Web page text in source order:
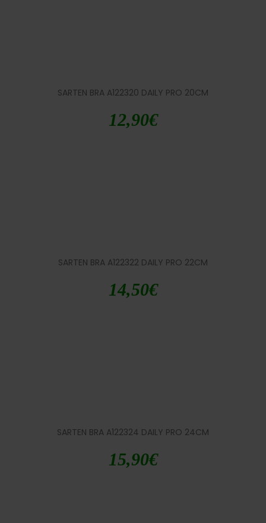
SARTEN BRA A122320 DAILY PRO 20CM
12,90€
SARTEN BRA A122322 DAILY PRO 22CM
14,50€
SARTEN BRA A122324 DAILY PRO 24CM
15,90€